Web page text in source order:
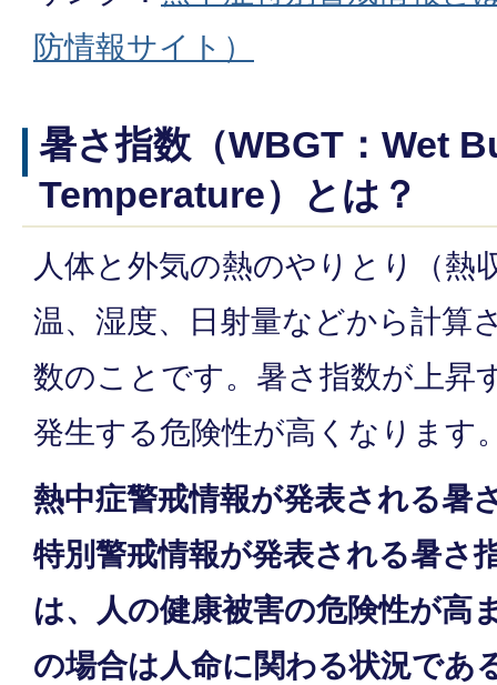
防情報サイト）
暑さ指数（WBGT：Wet
Temperature）とは？
人体と外気の熱のやりとり（熱
温、湿度、日射量などから計算
数のことです。暑さ指数が上昇
発生する危険性が高くなります
熱中症警戒情報が発表される暑
特別警戒情報が発表される暑さ
は、人の健康被害の危険性が高
の場合は人命に関わる状況であ